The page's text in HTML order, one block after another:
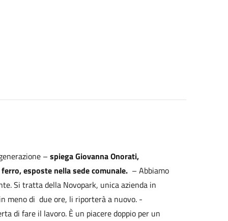
– spiega Giovanna Onorati,
esposte nella sede comunale.– Abbiamo
Si tratta della Novopark, unica azienda in
meno di due ore, li riporterà a nuovo. -
di fare il lavoro. È un piacere doppio per un